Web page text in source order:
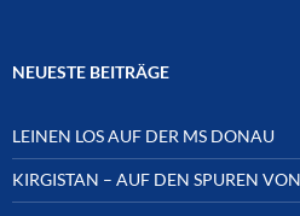
NEUESTE BEITRÄGE
LEINEN LOS AUF DER MS DONAU
KIRGISTAN – AUF DEN SPUREN